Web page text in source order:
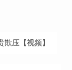
压【视频】